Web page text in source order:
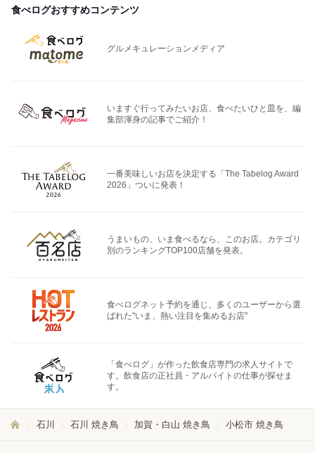
食べログおすすめコンテンツ
グルメキュレーションメディア
いますぐ行ってみたいお店、食べたいひと皿を、編
集部渾身の記事でご紹介！
一番美味しいお店を決定する「The Tabelog Award
2026」ついに発表！
うまいもの、いま食べるなら、このお店。カテゴリ
別のランキングTOP100店舗を発表。
食べログネット予約を通じ、多くのユーザーから選
ばれた"いま、熱い注目を集めるお店"
「食べログ」が作った飲食店専門の求人サイトで
す。飲食店の正社員・アルバイトの仕事が探せま
す。
石川 石川 焼き鳥 加賀・白山 焼き鳥 小松市 焼き鳥